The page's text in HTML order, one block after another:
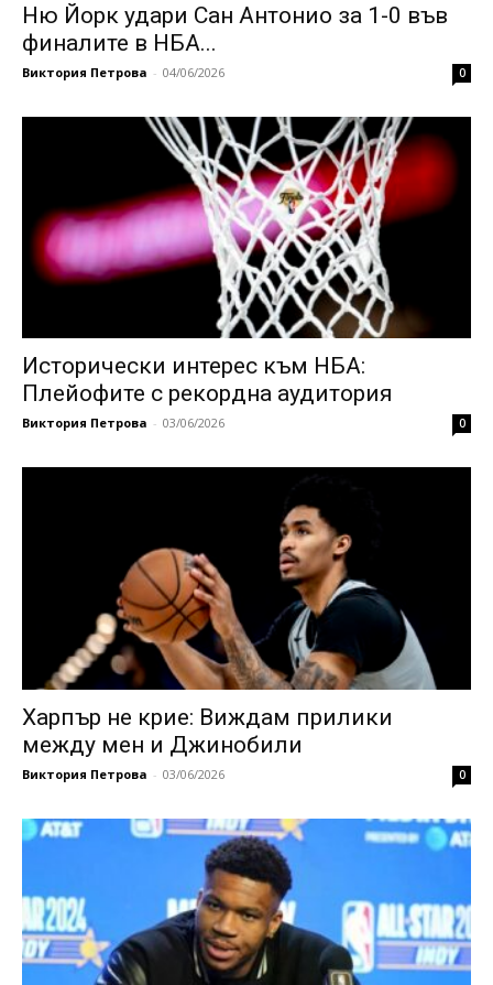
Ню Йорк удари Сан Антонио за 1-0 във
финалите в НБА...
Виктория Петрова - 04/06/2026 0
Исторически интерес към НБА:
Плейофите с рекордна аудитория
Виктория Петрова - 03/06/2026 0
Харпър не крие: Виждам прилики
между мен и Джинобили
Виктория Петрова - 03/06/2026 0